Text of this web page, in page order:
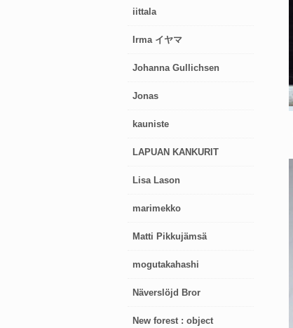
iittala
Irma イヤマ
Johanna Gullichsen
Jonas
kauniste
LAPUAN KANKURIT
Lisa Lason
marimekko
Matti Pikkujämsä
mogutakahashi
Näverslöjd Bror
New forest : object